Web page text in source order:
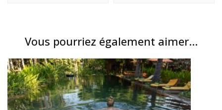
Vous pourriez également aimer...